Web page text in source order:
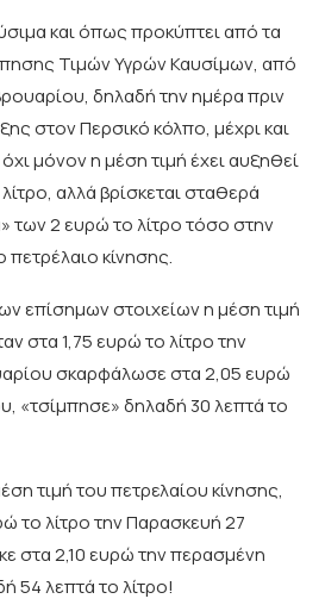
και όπως προκύπτει από τα
Τιμών Υγρών Καυσίμων, από
δηλαδή την ημέρα πριν
στον Περσικό κόλπο, μέχρι και
μόνον η μέση τιμή έχει αυξηθεί
αλλά βρίσκεται σταθερά
των 2 ευρώ το λίτρο τόσο στην
κίνησης.
επίσημων στοιχείων η μέση τιμή
στα 1,75 ευρώ το λίτρο την
σκαρφάλωσε στα 2,05 ευρώ
«τσίμπησε» δηλαδή 30 λεπτά το
τιμή του πετρελαίου κίνησης,
το λίτρο την Παρασκευή 27
στα 2,10 ευρώ την περασμένη
54 λεπτά το λίτρο!